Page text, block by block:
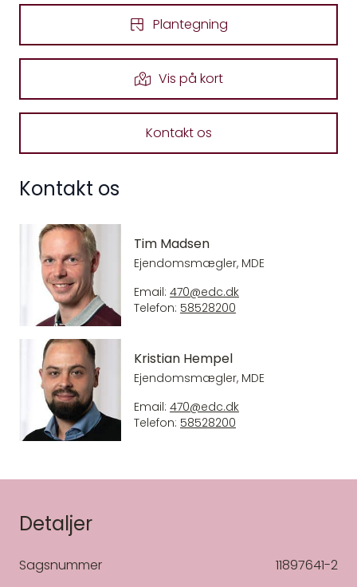
Plantegning
Vis på kort
Kontakt os
Kontakt os
Tim Madsen
Ejendomsmægler, MDE
Email: 470@edc.dk
Telefon: 58528200
Kristian Hempel
Ejendomsmægler, MDE
Email: 470@edc.dk
Telefon: 58528200
Detaljer
Sagsnummer 11897641-2